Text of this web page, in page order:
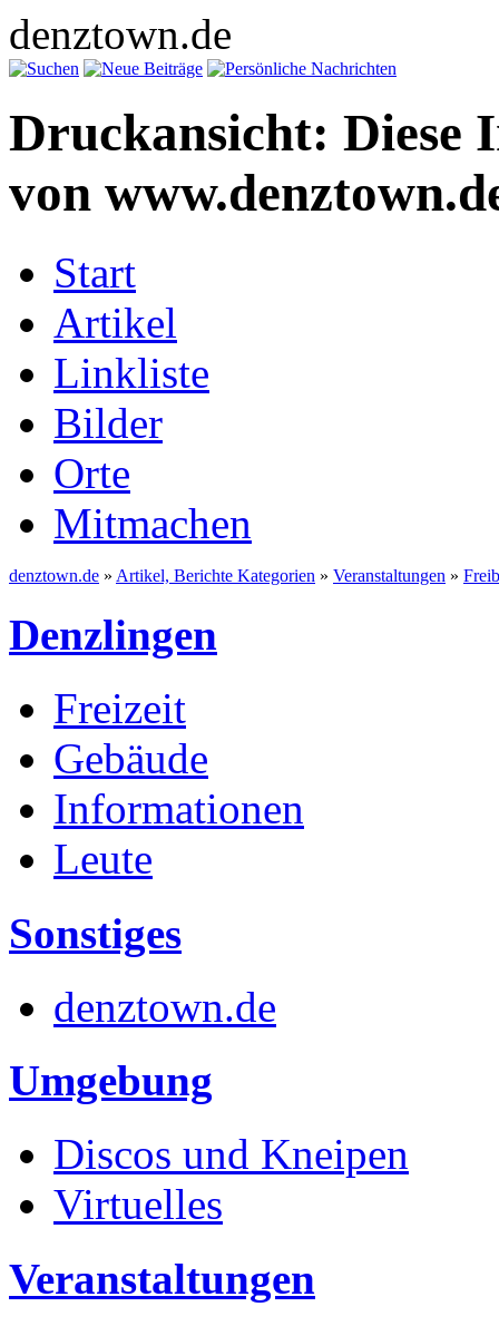
denztown.de
Druckansicht: Diese
von
Start
Artikel
Linkliste
Bilder
Orte
Mitmachen
denztown.de » Artikel, Berichte Kategorien » Veranstaltungen »
Denzlingen
Freizeit
Gebäude
Informationen
Leute
Sonstiges
denztown.de
Umgebung
Discos und Kneipen
Virtuelles
Veranstaltungen